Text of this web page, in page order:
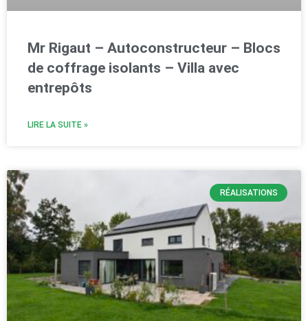
Mr Rigaut – Autoconstructeur – Blocs
de coffrage isolants – Villa avec
entrepôts
LIRE LA SUITE »
RÉALISATIONS